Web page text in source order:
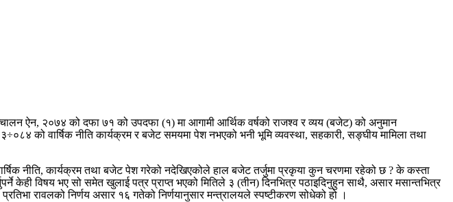
ऐन, २०७४ को दफा ७१ को उपदफा (१) मा आगामी आर्थिक वर्षको राजश्व र व्यय (बजेट) को अनुमान
को वार्षिक नीति कार्यक्रम र बजेट समयमा पेश नभएको भनी भूमि व्यवस्था, सहकारी, सङ्घीय मामिला तथा
नीति, कार्यक्रम तथा बजेट पेश गरेको नदेखिएकोले हाल बजेट तर्जुमा प्रकृया कुन चरणमा रहेको छ ? के कस्ता
केही विषय भए सो समेत खुलाई पत्र प्राप्त भएको मितिले ३ (तीन) दिनभित्र पठाइदिनुहुन साथै, असार मसान्तभित्र
रावलको निर्णय असार १६ गतेको निर्णयानुसार मन्त्रालयले स्पष्टीकरण सोधेको हो ।